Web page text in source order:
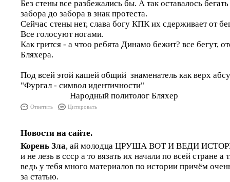
Без стены все разбежались бы. А так оставалось
забора до забора в знак протеста.
Сейчас стены нет, слава богу КПК их сдерживает от
Все голосуют ногами.
Как грится - а чтоо ребята Динамо бежит? все бегут,
Бляхера.
Под всей этой кашей общий знаменатель как верх
"Фургал - символ идентичности"
Народный политолог Бляхер
Ответить Цитировать
Новости на сайте.
Корень Зла, ай молодца ЦРУША ВОТ И ВЕДИ
и не лезь в ссср а то вязать их начали по всей стране
ведь у тебя много материалов по истории причём
за статью.